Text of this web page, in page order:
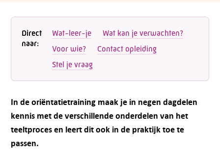
Direct
naar:
Wat-leer-je
Wat kan je verwachten?
Voor wie?
Contact opleiding
Stel je vraag
In de oriëntatietraining maak je in negen dagdelen
kennis met de verschillende onderdelen van het
teeltproces en leert dit ook in de praktijk toe te
passen.